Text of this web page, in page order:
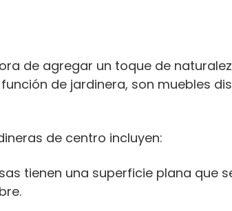
de agregar un toque de
de jardinera, son muebles
de centro incluyen:
tienen una superficie plana